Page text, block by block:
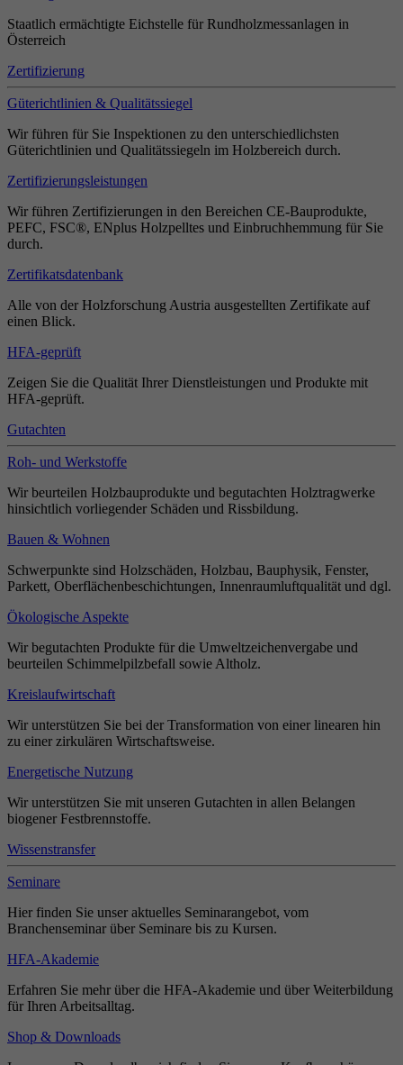
Staatlich ermächtigte Eichstelle für Rundholzmessanlagen in
Österreich
Zertifizierung
Güterichtlinien & Qualitätssiegel
Wir führen für Sie Inspektionen zu den unterschiedlichsten
Güterichtlinien und Qualitätssiegeln im Holzbereich durch.
Zertifizierungsleistungen
Wir führen Zertifizierungen in den Bereichen CE-Bauprodukte,
PEFC, FSC®, ENplus Holzpelltes und Einbruchhemmung für Sie
durch.
Zertifikatsdatenbank
Alle von der Holzforschung Austria ausgestellten Zertifikate auf
einen Blick.
HFA-geprüft
Zeigen Sie die Qualität Ihrer Dienstleistungen und Produkte mit
HFA-geprüft.
Gutachten
Roh- und Werkstoffe
Wir beurteilen Holzbauprodukte und begutachten Holztragwerke
hinsichtlich vorliegender Schäden und Rissbildung.
Bauen & Wohnen
Schwerpunkte sind Holzschäden, Holzbau, Bauphysik, Fenster,
Parkett, Oberflächenbeschichtungen, Innenraumluftqualität und dgl.
Ökologische Aspekte
Wir begutachten Produkte für die Umweltzeichenvergabe und
beurteilen Schimmelpilzbefall sowie Altholz.
Kreislaufwirtschaft
Wir unterstützen Sie bei der Transformation von einer linearen hin
zu einer zirkulären Wirtschaftsweise.
Energetische Nutzung
Wir unterstützen Sie mit unseren Gutachten in allen Belangen
biogener Festbrennstoffe.
Wissenstransfer
Seminare
Hier finden Sie unser aktuelles Seminarangebot, vom
Branchenseminar über Seminare bis zu Kursen.
HFA-Akademie
Erfahren Sie mehr über die HFA-Akademie und über Weiterbildung
für Ihren Arbeitsalltag.
Shop & Downloads